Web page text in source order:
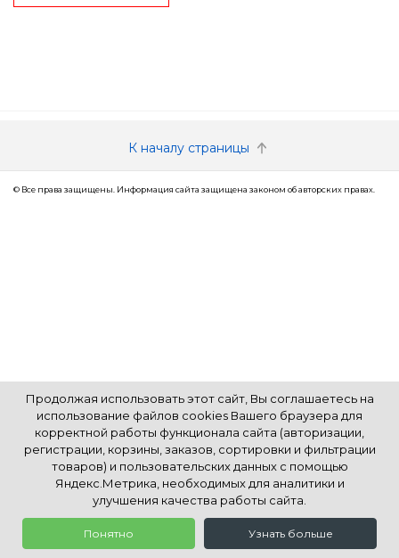
0
К началу страницы
© Все права защищены. Информация сайта защищена законом об авторских правах.
Продолжая использовать этот сайт, Вы соглашаетесь на
использование файлов cookies Вашего браузера для
корректной работы функционала сайта (авторизации,
регистрации, корзины, заказов, сортировки и фильтрации
товаров) и пользовательских данных с помощью
Яндекс.Метрика, необходимых для аналитики и
улучшения качества работы сайта.
Понятно Узнать больше